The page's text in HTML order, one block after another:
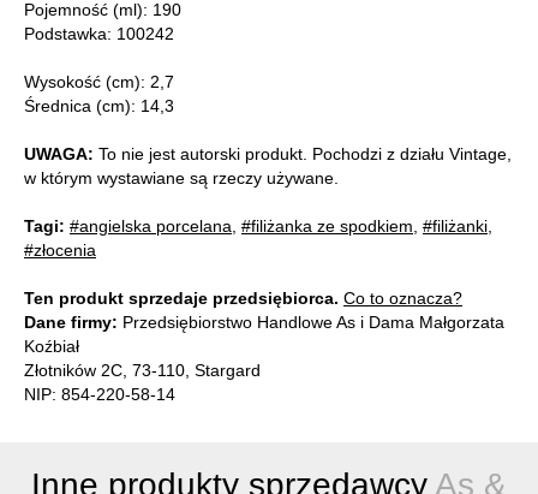
Pojemność (ml): 190
Podstawka: 100242
Wysokość (cm): 2,7
Średnica (cm): 14,3
UWAGA: To nie jest autorski produkt. Pochodzi z działu Vintage,
w którym wystawiane są rzeczy używane.
Tagi: #angielska porcelana #filiżanka ze spodkiem #filiżanki
#złocenia
Ten produkt sprzedaje przedsiębiorca. Co to oznacza?
Dane firmy: Przedsiębiorstwo Handlowe As i Dama Małgorzata
Koźbiał
Złotników 2C, 73-110, Stargard
NIP: 854-220-58-14
Inne produkty sprzedawcy As &